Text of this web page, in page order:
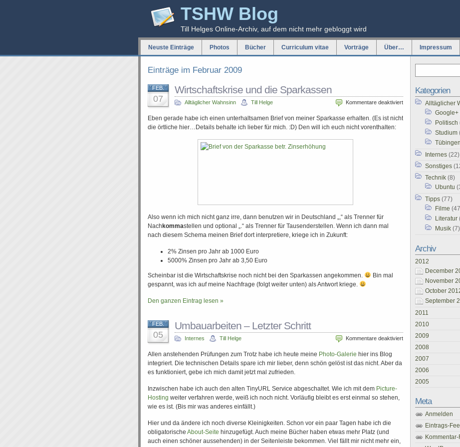
TSHW Blog
Till Helges Online-Archiv, auf dem nicht mehr gebloggt wird
Neuste Einträge Photos Bücher Curriculum vitae Vorträge Über… Impressum
Einträge im Februar 2009
FEB.
07
Wirtschaftskrise und die Sparkassen
Alltäglicher Wahnsinn Till Helge Kommentare deaktiviertfür
Wirtschaftskrise
und
Sparkassen
Eben gerade habe ich einen unterhaltsamen Brief von meiner Sparkasse erhalten. (Es ist nicht
die örtliche hier…Details behalte ich lieber für mich. :D) Den will ich euch nicht vorenthalten:
Also wenn ich mich nicht ganz irre, dann benutzen wir in Deutschland „,“ als Trenner für
Nach kommastellen und optional „.“ als Trenner für Tausenderstellen. Wenn ich dann mal
nach diesem Schema meinen Brief dort interpretiere, kriege ich in Zukunft:
2% Zinsen pro Jahr ab 1000 Euro
5000% Zinsen pro Jahr ab 3,50 Euro
Scheinbar ist die Wirtschaftskrise noch nicht bei den Sparkassen angekommen.
Bin mal
gespannt, was ich auf meine Nachfrage (folgt weiter unten) als Antwort kriege.
Den ganzen Eintrag lesen »
FEB.
05
Umbauarbeiten – Letzter Schritt
Internes Till Helge Kommentare deaktiviertfür
Umbauarbeiten
Schritt
Allen anstehenden Prüfungen zum Trotz habe ich heute meine Photo-Galerie hier ins Blog
integriert. Die technischen Details spare ich mir lieber, denn schön gelöst ist das nicht. Aber da
es funktioniert, gebe ich mich damit jetzt mal zufrieden.
Inzwischen habe ich auch den alten TinyURL Service abgeschaltet. Wie ich mit dem Picture-
Hosting weiter verfahren werde, weiß ich noch nicht. Vorläufig bleibt es erst einmal so stehen,
wie es ist. (Bis mir was anderes einfällt.)
Hier und da ändere ich noch diverse Kleinigkeiten. Schon vor ein paar Tagen habe ich die
obligatorische About-Seite hinzugefügt. Auch meine Bücher haben etwas mehr Platz (und
auch einen schöner aussehenden) in der Seitenleiste bekommen. Viel fällt mir nicht mehr ein,
Kategorien
Alltäglicher
Google+
Politisch
Studium
Tübingen
Internes (22)
Sonstiges
Technik (8)
Ubuntu
Tipps (77)
Filme
Literatur
Musik (7)
Archiv
2012
December
November
October
September
2011
2010
2009
2008
2007
2006
2005
Meta
Anmelden
Eintrags-
Kommentar-